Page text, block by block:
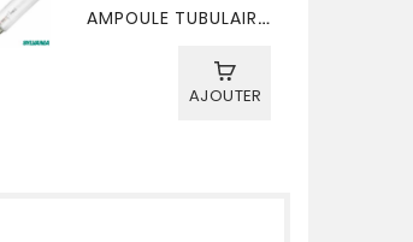
A
MPOULE TUBULAIRE SODIUM SHP 70W E27
AJOUTER